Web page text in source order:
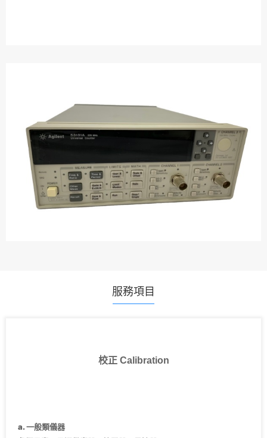
服務項目
校正 Calibration
a. 一般類儀器